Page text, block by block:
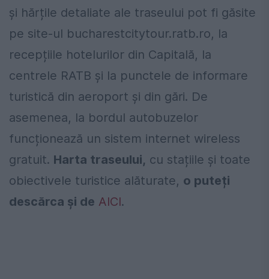
și hărțile detaliate ale traseului pot fi găsite
pe site-ul bucharestcitytour.ratb.ro, la
recepțiile hotelurilor din Capitală, la
centrele RATB și la punctele de informare
turistică din aeroport și din gări. De
asemenea, la bordul autobuzelor
funcționează un sistem internet wireless
gratuit. Harta traseului, cu stațiile și toate
obiectivele turistice alăturate, o puteți
descărca și de AICI.